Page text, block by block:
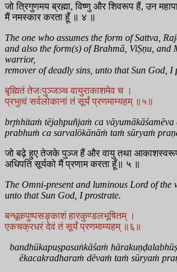
जो त्रिगुणमय ब्रह्मा, विष्णु और शिवरूप हैं, उन
मैं नमस्कार करता हूँ ॥ ४ ॥
The one who assumes the form of Sattva,
and also the form(s) of Brahmā, ViṢṇu, and
warrior,
remover of deadly sins, unto that Sun God, I
बृह्मितं तेजःपुञ्जञ्च वायुराकाशमेव च ।
प्रभुत्वं सर्वलोकानां तं सूर्यं प्रणमाम्यहम् ॥५॥
br̥ṁhitaṁ tējaḥpuñjaṁ ca vāyumākāśamēva
prabhuṁ ca sarvalōkānāṁ taṁ sūryaṁ
जो बढ़े हुए तेजके पुञ्ज हैं और वायु तथा
अधिपति सूर्यको मैं प्रणाम करता हूँ॥ ५ ॥
The Omni-present and luminous Lord of the
unto that Sun God, I prostrate.
बन्धूकपुष्पसङ्काशं हारकुण्डलभूषितम् ।
एकचक्रधरं देवं तं सूर्यं प्रणमाम्यहम् ॥६॥
bandhūkapuṣpasaṅkāśaṁ
ēkacakradharaṁ dēvaṁ taṁ sūryaṁ